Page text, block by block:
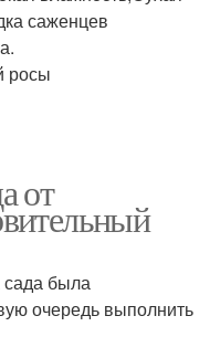
саженцев
росы
от
сада была
очередь выполнить